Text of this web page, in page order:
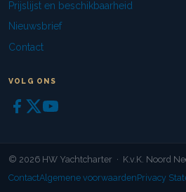
Prijslijst en beschikbaarheid
Nieuwsbrief
Contact
VOLG ONS
© 2026 HW Yachtcharter · K.v.K. Noord
ContactAlgemene voorwaardenPrivacy